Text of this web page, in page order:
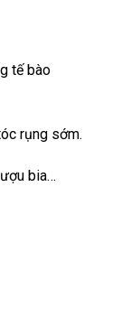
tế bào
rụng sớm.
bia…